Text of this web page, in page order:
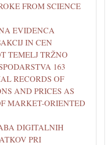
FROM SCIENCE
EVIDENCA
IN CEN
TEMELJ TRŽNO
163
RECORDS OF
AND PRICES AS
MARKET-ORIENTED
DIGITALNIH
PRI